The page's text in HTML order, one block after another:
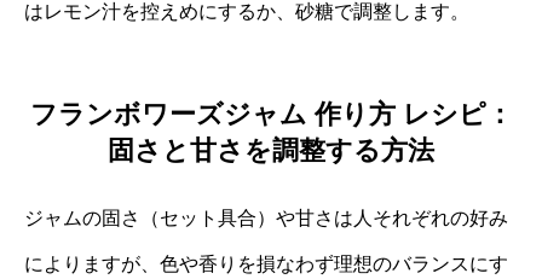
はレモン汁を控えめにするか、砂糖で調整します。
フランボワーズジャム 作り方 レシピ：
固さと甘さを調整する方法
ジャムの固さ（セット具合）や甘さは人それぞれの好み
によりますが、色や香りを損なわず理想のバランスにす